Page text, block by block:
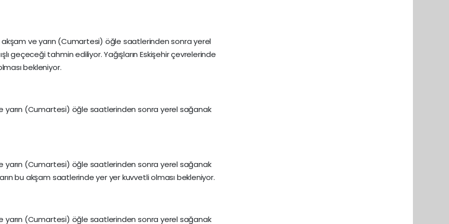
akşam ve yarın (Cumartesi) öğle saatlerinden sonra yerel
geçeceği tahmin ediliyor. Yağışların Eskişehir çevrelerinde
bekleniyor.
yarın (Cumartesi) öğle saatlerinden sonra yerel sağanak
yarın (Cumartesi) öğle saatlerinden sonra yerel sağanak
bu akşam saatlerinde yer yer kuvvetli olması bekleniyor.
yarın (Cumartesi) öğle saatlerinden sonra yerel sağanak